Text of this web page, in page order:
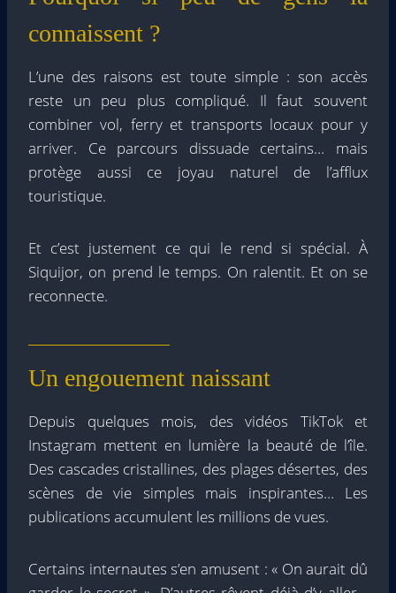
connaissent ?
L’une des raisons est toute simple : son accès
reste un peu plus compliqué. Il faut souvent
combiner vol, ferry et transports locaux pour y
arriver. Ce parcours dissuade certains… mais
protège aussi ce joyau naturel de l’afflux
touristique.
Et c’est justement ce qui le rend si spécial. À
Siquijor, on prend le temps. On ralentit. Et on se
reconnecte.
Un engouement naissant
Depuis quelques mois, des vidéos TikTok et
Instagram mettent en lumière la beauté de l’île.
Des cascades cristallines, des plages désertes, des
scènes de vie simples mais inspirantes… Les
publications accumulent les millions de vues.
Certains internautes s’en amusent : « On aurait dû